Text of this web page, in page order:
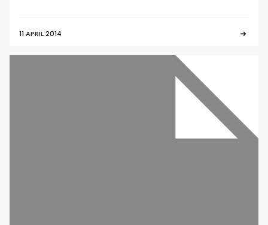
11 APRIL 2014